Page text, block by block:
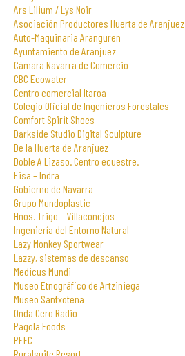
Ars Lilium / Lys Noir
Asociación Productores Huerta de Aranjuez
Auto-Maquinaria Aranguren
Ayuntamiento de Aranjuez
Cámara Navarra de Comercio
CBC Ecowater
Centro comercial Itaroa
Colegio Oficial de Ingenieros Forestales
Comfort Spirit Shoes
Darkside Studio Digital Sculpture
De la Huerta de Aranjuez
Doble A Lizaso. Centro ecuestre.
Eisa – Indra
Gobierno de Navarra
Grupo Mundoplastic
Hnos. Trigo – Villaconejos
Ingeniería del Entorno Natural
Lazy Monkey Sportwear
Lazzy, sistemas de descanso
Medicus Mundi
Museo Etnográfico de Artziniega
Museo Santxotena
Onda Cero Radio
Pagola Foods
PEFC